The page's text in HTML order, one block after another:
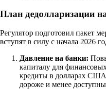
План дедолларизации
Регулятор подготовил пакет
вступят в силу с начала 2026
Давление на банки:
капиталу для
кредиты в долларах
дороже и менее